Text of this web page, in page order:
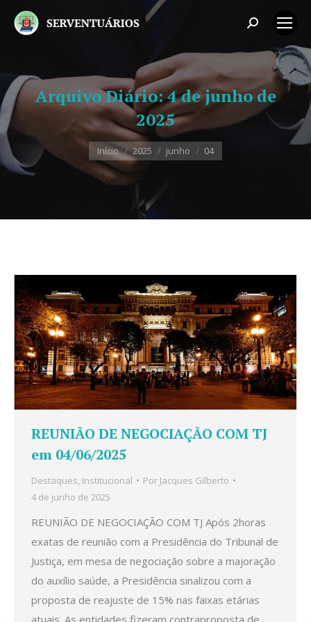
Search:
Arquivo Diário:4 de junho de
2025
Você está aqui:
Início 2025 junho 04
REUNIÃO DE NEGOCIAÇÃO COM TJ
em 04/06/2025
Destaques, Institucional Por Jacques Gilberto
4 de junho de 2025
REUNIÃO DE NEGOCIAÇÃO COM TJ Após 2horas
exatas de reunião com a Presidência do Tribunal de
Justiça, em mesa de negociação sobre a majoração
do auxílio saúde, a Presidência sinalizou com a
proposta de reajuste de 15% nas faixas etárias